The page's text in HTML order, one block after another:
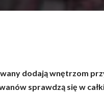
dodają wnętrzom
sprawdzą się w